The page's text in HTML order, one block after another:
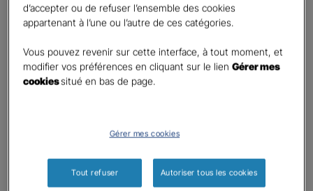
Information données personnelles *
En cochant cette case et en soumettant ce formulaire,
j'accepte que mes données personnelles soient utilisées
Pour connaitre et exercer vos droits, notamment de retrait de votre consentement
d’accepter ou de refuser l’ensemble des cookies
appartenant à l’une ou l’autre de ces catégories.
Vous pouvez revenir sur cette interface, à tout moment, et
modifier vos préférences en cliquant sur le lienGérer mes
cookiessitué en bas de page.
Gérer mes cookies
Tout refuser Autoriser tous les cookies